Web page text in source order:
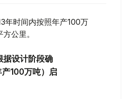
年时间内按照年产100万
公里。
据设计阶段确
100万吨）启